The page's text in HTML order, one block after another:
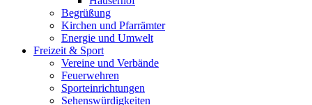
Begrüßung
Kirchen und Pfarrämter
Energie und Umwelt
Freizeit & Sport
Vereine und Verbände
Feuerwehren
Sporteinrichtungen
Sehenswürdigkeiten